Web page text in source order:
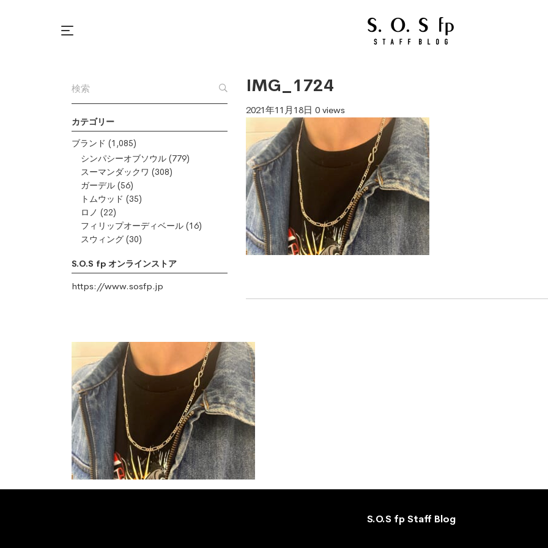
カテゴリー
ブランド (1,085)
シンパシーオブソウル (779)
スーマンダックワ (308)
ガーデル (56)
トムウッド (35)
ロノ (22)
フィリップオーディベール (16)
スウィング (30)
S.O.S fp オンラインストア
https://www.sosfp.jp
IMG_1724
2021年11月18日 0 views
S.O.S fp Staff Blog